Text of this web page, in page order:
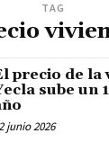
TAG
precio de la
sube un
junio 2026